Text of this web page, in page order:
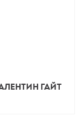
Гайт